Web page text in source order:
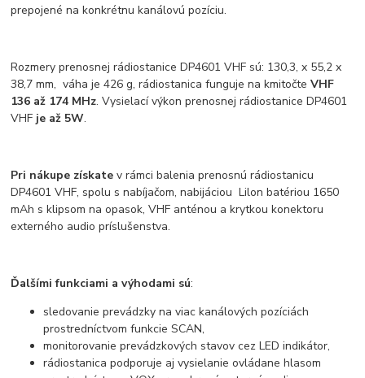
prepojené na konkrétnu kanálovú pozíciu.
Rozmery prenosnej rádiostanice DP4601 VHF sú: 130,3, x 55,2 x
38,7 mm, váha je 426 g, rádiostanica funguje na kmitočteVHF
136 až 174 MHz. Vysielací výkon prenosnej rádiostanice DP4601
VHF je až 5W.
Pri nákupe získate v rámci balenia prenosnú rádiostanicu
DP4601 VHF, spolu s nabíjačom, nabijáciou Lilon batériou 1650
mAh s klipsom na opasok, VHF anténou a krytkou konektoru
externého audio príslušenstva.
Ďalšími funkciami a výhodami sú:
sledovanie prevádzky na viac kanálových pozíciách
prostredníctvom funkcie SCAN,
monitorovanie prevádzkových stavov cez LED indikátor,
rádiostanica podporuje aj vysielanie ovládane hlasom